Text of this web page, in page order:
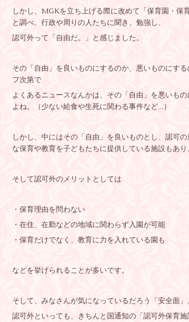
しかし、MGKを立ち上げる際に改めて「保育園・保
と調べ、行政や周りの人たちに聞き、勉強し、
認可外って「自由だ。」と感じました。
その「自由」を良いものにするのか、悪いものにす
フ次第で
よくあるニュースなんかは、その「自由」を悪いも
よね。（少ない給食や生死に関わる事件など...）
しかし、中にはその「自由」を良いものとし、認可
な保育や教育を子どもたちに提供している施設もあり
そして認可外のメリットとしては
・保育理由を問わない
・在住、在勤などの地域に関わらず入園が可能
・保育だけでなく、教育に力を入れている園も
などを挙げられることが多いです。
そして、みなさんが気になっているだろう「安全面」
認可外といっても、きちんと国通知の「認可外保育